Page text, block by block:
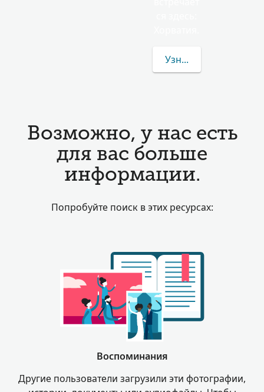
Узнать больше о
Возможно, у нас есть
для вас больше
информации.
Попробуйте поиск в этих ресурсах:
Воспоминания
Другие пользователи загрузили эти фотографии,